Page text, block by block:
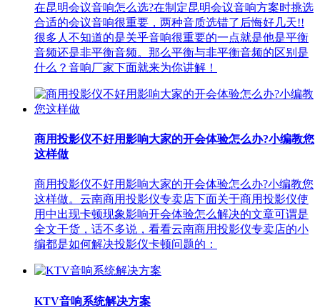
在昆明会议音响怎么选?在制定昆明会议音响方案时挑选
合适的会议音响很重要，两种音质选错了后悔好几天!!
很多人不知道的是关乎音响很重要的一点就是他是平衡
音频还是非平衡音频。那么平衡与非平衡音频的区别是
什么？音响厂家下面就来为你讲解！
商用投影仪不好用影响大家的开会体验怎么办?小编教您
这样做
商用投影仪不好用影响大家的开会体验怎么办?小编教您
这样做。云南商用投影仪专卖店下面关于商用投影仪使
用中出现卡顿现象影响开会体验怎么解决的文章可谓是
全文干货，话不多说，看看云南商用投影仪专卖店的小
编都是如何解决投影仪卡顿问题的：
KTV音响系统解决方案